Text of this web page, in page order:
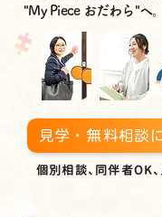
"My Piece おだわら"へ。
見学・無料相談
個別相談、同伴者OK